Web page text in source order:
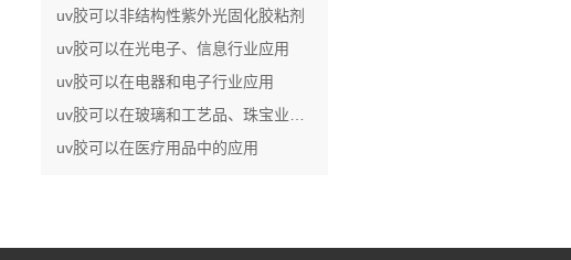
uv胶可以非结构性紫外光固化胶粘剂
uv胶可以在光电子、信息行业应用
uv胶可以在电器和电子行业应用
uv胶可以在医疗用品中的应用